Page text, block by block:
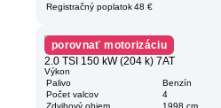
Registračný poplatok 48 €
porovnať motorizáciu
2.0 TSI 150 kW (204 k) 7AT
Výkon
Palivo
Benzín
Počet valcov
4
Zdvihový objem
1998 cm